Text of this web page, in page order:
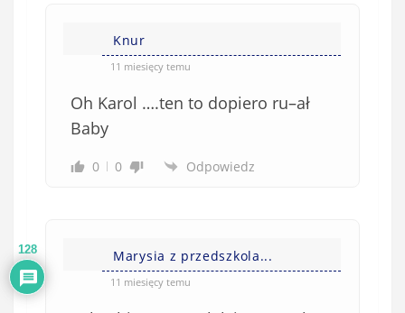
Knur
11 miesięcy temu
Oh Karol ….ten to dopiero ru–ał
Baby
0 0 Odpowiedz
Marysia z przedszkola...
11 miesięcy temu
128